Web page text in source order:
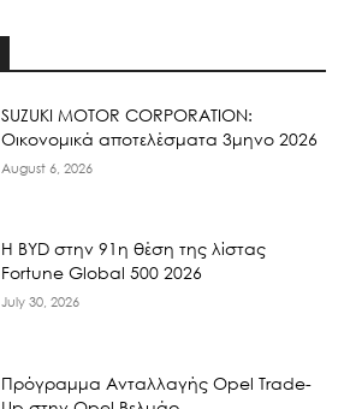
SUZUKI MOTOR CORPORATION:
Οικονομικά αποτελέσματα 3μηνο 2026
August 6, 2026
Η BYD στην 91η θέση της λίστας
Fortune Global 500 2026
July 30, 2026
Πρόγραμμα Ανταλλαγής Opel Trade-